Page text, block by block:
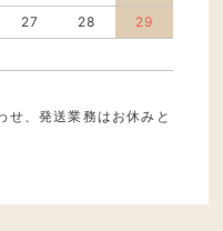
27 28
29
せ、発送業務はお休みと